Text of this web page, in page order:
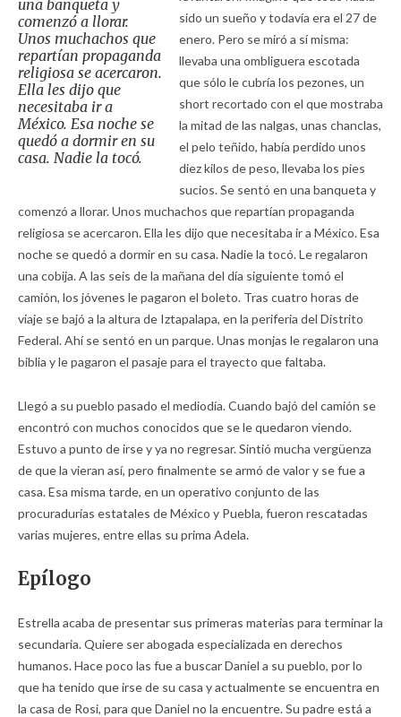
una banqueta y
comenzó a llorar.
Unos muchachos que
repartían propaganda
religiosa se acercaron.
Ella les dijo que
necesitaba ir a
México. Esa noche se
quedó a dormir en su
casa. Nadie la tocó.
sido un sueño y todavía era el 27 de
enero. Pero se miró a sí misma:
llevaba una ombliguera escotada
que sólo le cubría los pezones, un
short recortado con el que mostraba
la mitad de las nalgas, unas chanclas,
el pelo teñido, había perdido unos
diez kilos de peso, llevaba los pies
sucios. Se sentó en una banqueta y
comenzó a llorar. Unos muchachos que repartían propaganda
religiosa se acercaron. Ella les dijo que necesitaba ir a México. Esa
noche se quedó a dormir en su casa. Nadie la tocó. Le regalaron
una cobija. A las seis de la mañana del día siguiente tomó el
camión, los jóvenes le pagaron el boleto. Tras cuatro horas de
viaje se bajó a la altura de Iztapalapa, en la periferia del Distrito
Federal. Ahí se sentó en un parque. Unas monjas le regalaron una
biblia y le pagaron el pasaje para el trayecto que faltaba.
Llegó a su pueblo pasado el mediodía. Cuando bajó del camión se
encontró con muchos conocidos que se le quedaron viendo.
Estuvo a punto de irse y ya no regresar. Sintió mucha vergüenza
de que la vieran así, pero finalmente se armó de valor y se fue a
casa. Esa misma tarde, en un operativo conjunto de las
procuradurías estatales de México y Puebla, fueron rescatadas
varias mujeres, entre ellas su prima Adela.
Epílogo
Estrella acaba de presentar sus primeras materias para terminar la
secundaria. Quiere ser abogada especializada en derechos
humanos. Hace poco las fue a buscar Daniel a su pueblo, por lo
que ha tenido que irse de su casa y actualmente se encuentra en
la casa de Rosi, para que Daniel no la encuentre. Su padre está a